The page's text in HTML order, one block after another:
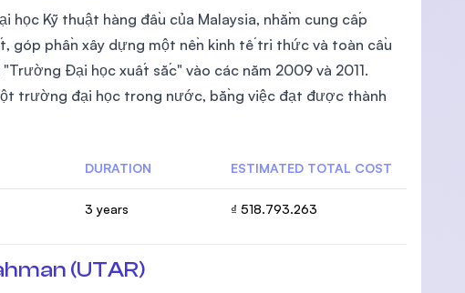
Kỹ thuật hàng đầu của Malaysia, nhằm cung cấp
góp phần xây dựng một nền kinh tế tri thức và toàn cầu
Đại học xuất sắc" vào các năm 2009 và 2011.
trường đại học trong nước, bằng việc đạt được thành
DURATION ESTIMATED TOTAL COST
3 years ₫ 518.793.263
(UTAR)